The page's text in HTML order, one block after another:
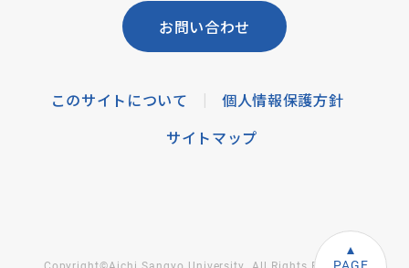
お問い合わせ
このサイトについて |
個人情報保護方針
サイトマップ